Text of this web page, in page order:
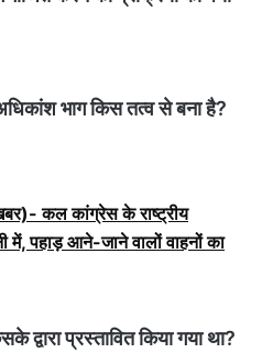
भाग किस तत्व से बना है?
खबर)- कल कांग्रेस के राष्ट्रीय
में, पहाड़ आने-जाने वालों वाहनों का
द्वारा प्रस्तावित किया गया था?